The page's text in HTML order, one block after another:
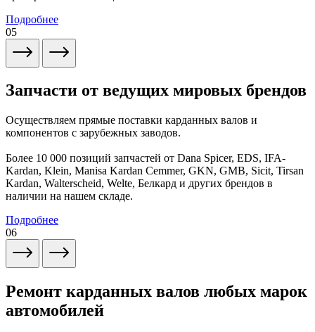
Подробнее
05
Запчасти от ведущих мировых брендов
Осуществляем прямые поставки карданных валов и
компонентов с зарубежных заводов.
Более 10 000 позиций запчастей от Dana Spicer, EDS, IFA-
Kardan, Klein, Manisa Kardan Cemmer, GKN, GMB, Sicit, Tirsan
Kardan, Walterscheid, Welte, Белкард и других брендов в
наличии на нашем складе.
Подробнее
06
Ремонт карданных валов любых марок
автомобилей